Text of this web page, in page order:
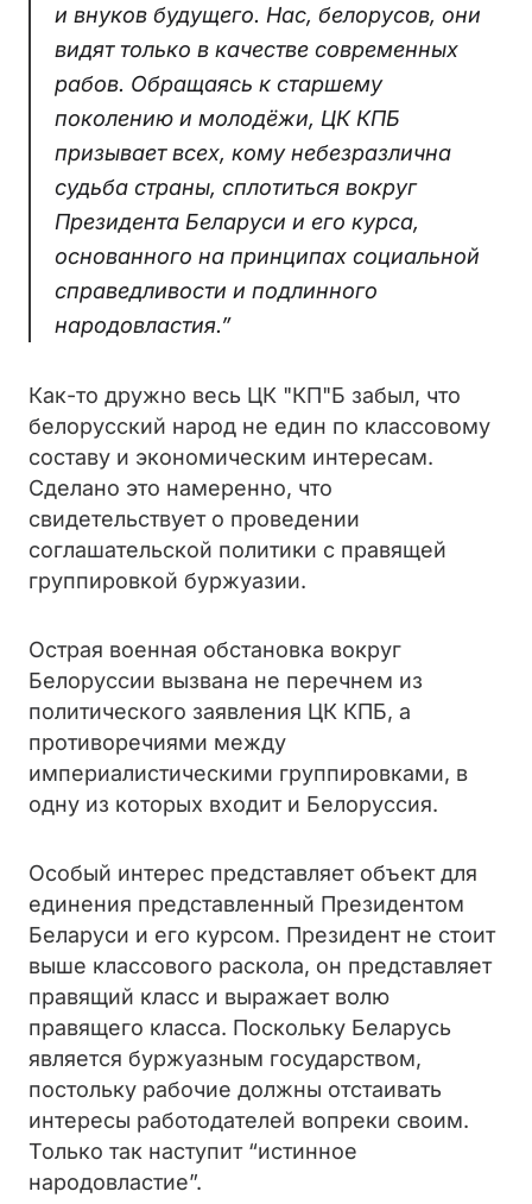
и внуков будущего. Нас, белорусов, они
видят только в качестве современных
рабов. Обращаясь к старшему
поколению и молодёжи, ЦК КПБ
призывает всех, кому небезразлична
судьба страны, сплотиться вокруг
Президента Беларуси и его курса,
основанного на принципах социальной
справедливости и подлинного
народовластия.”
Как-то дружно весь ЦК "КП"Б забыл, что
белорусский народ не един по классовому
составу и экономическим интересам.
Сделано это намеренно, что
свидетельствует о проведении
соглашательской политики с правящей
группировкой буржуазии.
Острая военная обстановка вокруг
Белоруссии вызвана не перечнем из
политического заявления ЦК КПБ, а
противоречиями между
империалистическими группировками, в
одну из которых входит и Белоруссия.
Особый интерес представляет объект для
единения представленный Президентом
Беларуси и его курсом. Президент не стоит
выше классового раскола, он представляет
правящий класс и выражает волю
правящего класса. Поскольку Беларусь
является буржуазным государством,
постольку рабочие должны отстаивать
интересы работодателей вопреки своим.
Только так наступит “истинное
народовластие”.